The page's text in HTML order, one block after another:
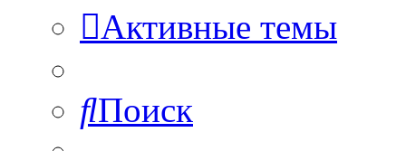
Активные темы
Поиск